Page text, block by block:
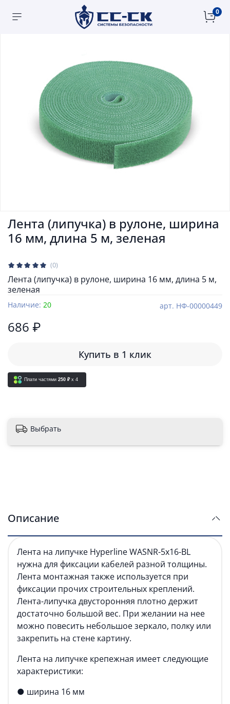
0
(0)
арт. НФ-00000449
Наличие: 20
Лента (липучка) в рулоне, ширина
16 мм, длина 5 м, зеленая
686 ₽
Купить в 1 клик
Плати частями 250 ₽ x 4
Лента (липучка) в рулоне, ширина 16 мм, длина 5 м,
зеленая
Выбрать
Описание
Лента на липучке Hyperline WASNR-5x16-BL
нужна для фиксации кабелей разной толщины.
Лента монтажная также используется при
фиксации прочих строительных креплений.
Лента-липучка двусторонняя плотно держит
достаточно большой вес. При желании на нее
можно повесить небольшое зеркало, полку или
закрепить на стене картину.
Лента на липучке крепежная имеет следующие
характеристики:
● ширина 16 мм